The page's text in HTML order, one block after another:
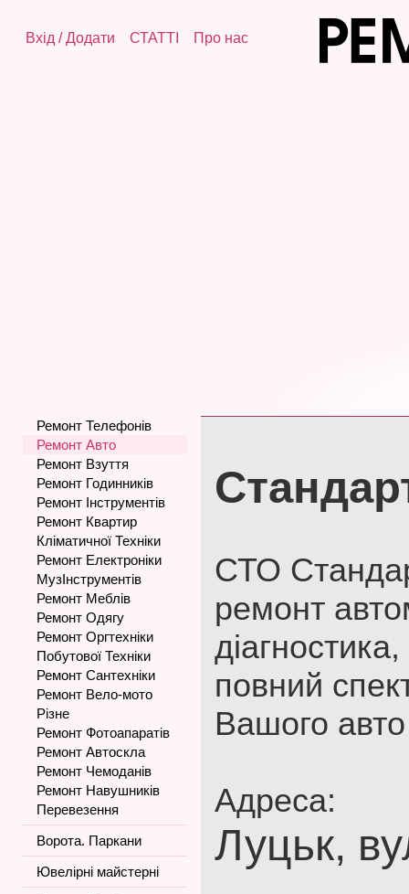
Вхід /Додати СТАТТІ Про нас
Ремонт Телефонів
Ремонт Авто
Ремонт Взуття
Ремонт Годинників
Ремонт Інструментів
Ремонт Квартир
Кліматичної Техніки
Ремонт Електроніки
МузІнструментів
Ремонт Меблів
Ремонт Одягу
Ремонт Оргтехніки
Побутової Техніки
Ремонт Сантехніки
Ремонт Вело-мото
Різне
Ремонт Фотоапаратів
Ремонт Автоскла
Ремонт Чемоданів
Ремонт Навушників
Перевезення
Ворота. Паркани
Ювелірні майстерні
СТО
ремонт
повний
Вашого
Адреса:
Луцьк,